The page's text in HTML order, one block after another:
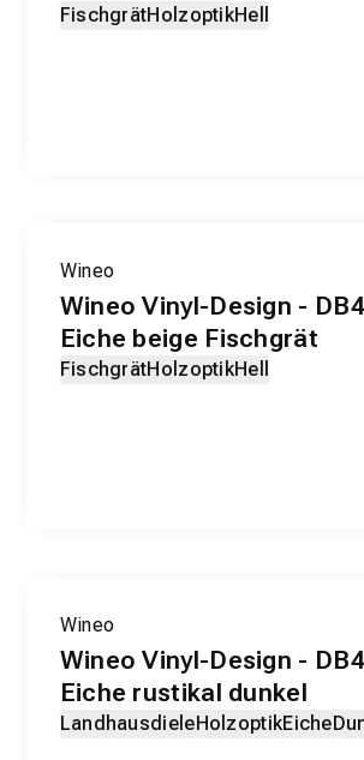
FischgrätHolzoptikHell
Wineo
Wineo Vinyl-Design -
Eiche beige Fischgrät
FischgrätHolzoptikHell
Wineo
Wineo Vinyl-Design -
Eiche rustikal dunkel
LandhausdieleHolzoptikEiche